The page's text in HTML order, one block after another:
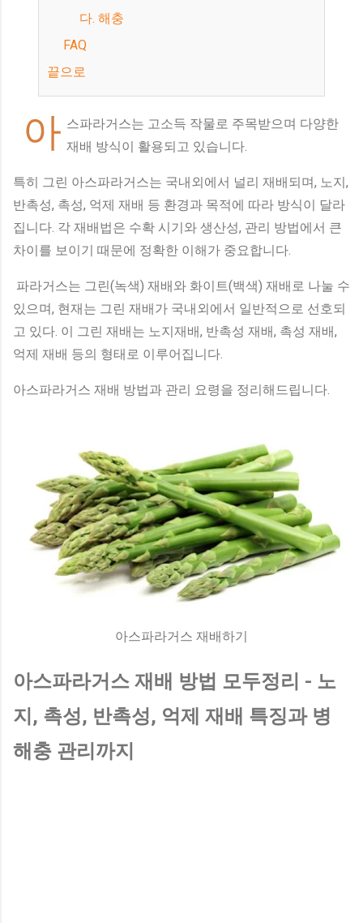
다. 해충
FAQ
끝으로
아 스파라거스는 고소득 작물로 주목받으며 다양한
재배 방식이 활용되고 있습니다.
특히 그린 아스파라거스는 국내외에서 널리 재배되며, 노지,
반촉성, 촉성, 억제 재배 등 환경과 목적에 따라 방식이 달라
집니다. 각 재배법은 수확 시기와 생산성, 관리 방법에서 큰
차이를 보이기 때문에 정확한 이해가 중요합니다.
파라거스는 그린(녹색) 재배와 화이트(백색) 재배로 나눌 수
있으며, 현재는 그린 재배가 국내외에서 일반적으로 선호되
고 있다. 이 그린 재배는 노지재배, 반촉성 재배, 촉성 재배,
억제 재배 등의 형태로 이루어집니다.
아스파라거스 재배 방법과 관리 요령을 정리해드립니다.
아스파라거스 재배하기
아스파라거스 재배 방법 모두정리 - 노
지, 촉성, 반촉성, 억제 재배 특징과 병
해충 관리까지